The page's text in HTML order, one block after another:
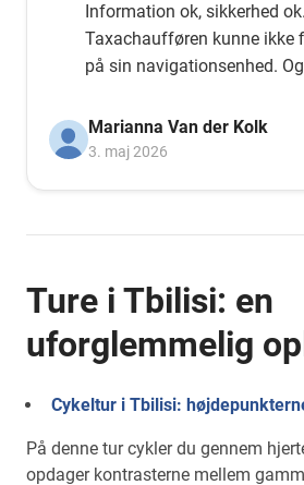
Information ok, sikkerhed
Taxachaufføren kunne ikke
på sin navigationsenhed.
lykke med jeres
at I får flere mennesker på
Marianna Van der Kolk
3. maj 2026
Ture i Tbilisi: en
uforglemmelig
Cykeltur i Tbilisi:
På denne tur cykler du gennem
opdager kontrasterne mellem